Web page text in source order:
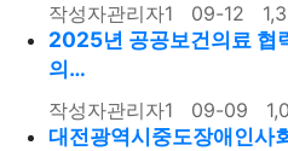
작성자관리자1 09-12
2025년 공공보건의료 협
의…
작성자관리자1 09-09
대전광역시중도장애인사